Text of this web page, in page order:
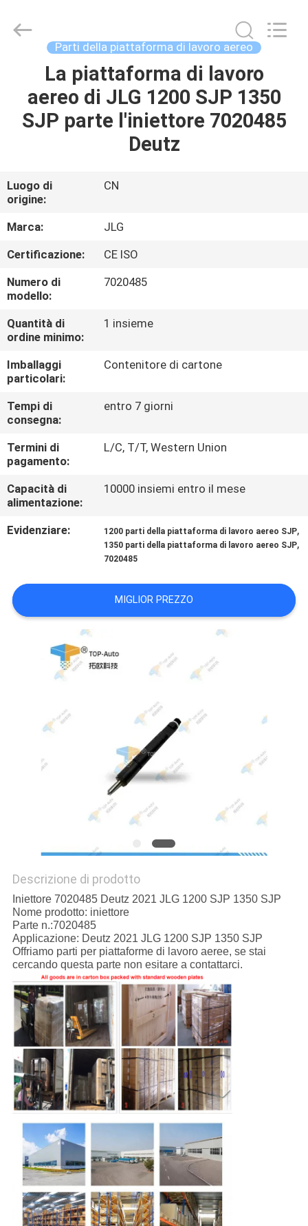
CASA
PRODOTTI
CIRCA
NOI
GIRO
DELLA
FABBRICA
CONTROLLO
DI
QUALITÀ
CONTATTICI
RICHIEDA
UNA
MAPPA
DEL
PRIVACY
POLICY
Technology
Parti della piattaforma di lavoro aereo
La piattaforma di lavoro
aereo di JLG 1200 SJP 1350
SJP parte l'iniettore 7020485
Deutz
Luogo di
origine:
CN
Marca:
JLG
Certificazione:
CE ISO
Numero di
modello:
7020485
Quantità di
ordine minimo:
1 insieme
Imballaggi
particolari:
Contenitore di cartone
Tempi di
consegna:
entro 7 giorni
Termini di
pagamento:
L/C, T/T, Western Union
Capacità di
alimentazione:
10000 insiemi entro il mese
Evidenziare: 1200 parti della piattaforma di lavoro aereo SJP,
1350 parti della piattaforma di lavoro aereo SJP,
7020485
MIGLIOR PREZZO
Descrizione di prodotto
Iniettore 7020485 Deutz 2021 JLG 1200 SJP 1350 SJP
Nome prodotto: iniettore
Parte n.:7020485
Applicazione: Deutz 2021 JLG 1200 SJP 1350 SJP
Offriamo parti per piattaforme di lavoro aeree, se stai
cercando questa parte non esitare a contattarci.